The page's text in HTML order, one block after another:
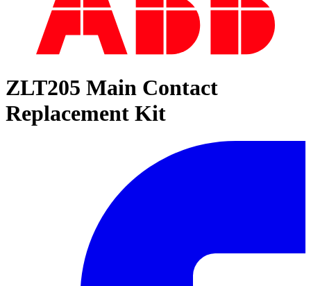
ZLT205 Main Contact
Replacement Kit